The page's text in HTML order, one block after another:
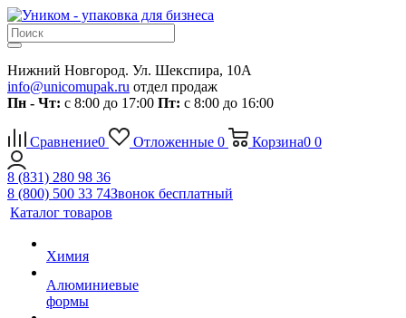
Нижний Новгород. Ул. Шекспира, 10А
info@unicomupak.ru отдел продаж
Пн - Чт: с 8:00 до 17:00 Пт: с 8:00 до 16:00
Сравнение0 Отложенные 0 Корзина0 0
8 (831) 280 98 36
8 (800) 500 33 74Звонок бесплатный
Каталог товаров
Химия
Алюминиевые
формы